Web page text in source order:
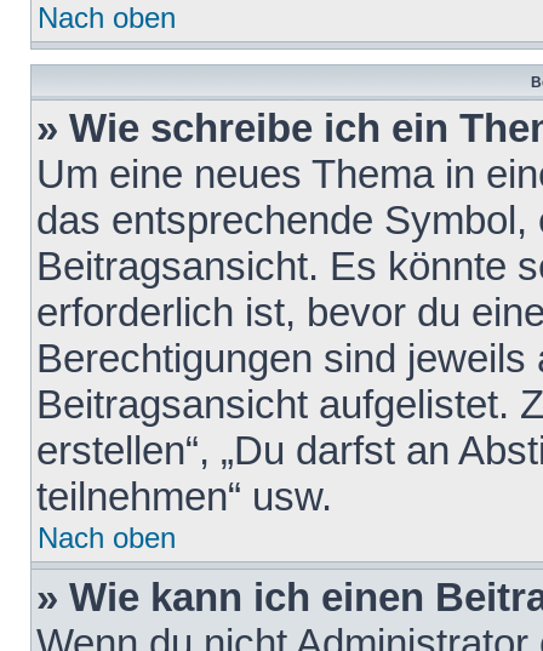
Nach oben
» Wie schreibe ich ein
Um eine neues Thema in
das entsprechende
Beitragsansicht. Es könnte
erforderlich ist, bevor du
Berechtigungen sind
Beitragsansicht aufgelistet.
erstellen“, „Du darfst an
teilnehmen“ usw.
Nach oben
» Wie kann ich einen